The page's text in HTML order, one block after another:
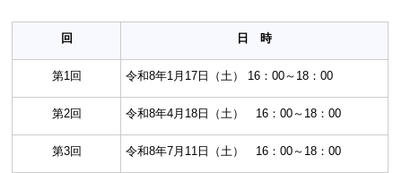
回 日 時
第1回 令和8年1月17日（土） 16：00～18：00
第2回 令和8年4月18日（土） 16：00～18：00
第3回 令和8年7月11日（土） 16：00～18：00